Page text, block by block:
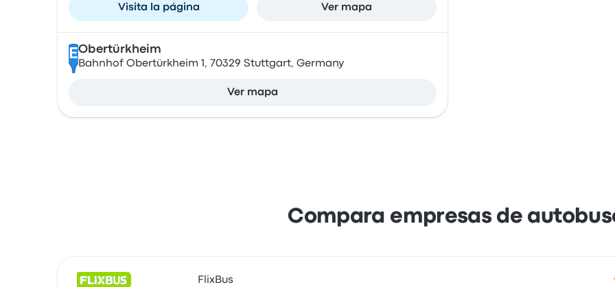
Visita la página Ver mapa
EObertürkheim
Bahnhof Obertürkheim 1, 70329 Stuttgart, Germany
Ver mapa
Compara empresas de
FlixBus